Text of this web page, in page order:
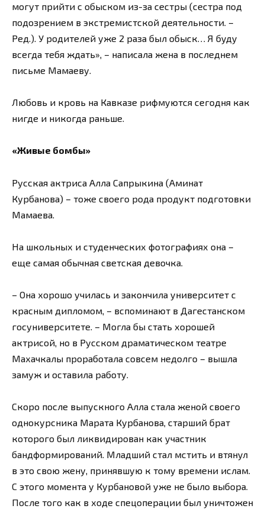
могут прийти с обыском из-за сестры (сестра под
подозрением в экстремистской деятельности. –
Ред.). У родителей уже 2 раза был обыск… Я буду
всегда тебя ждать», – написала жена в последнем
письме Мамаеву.
Любовь и кровь на Кавказе рифмуются сегодня как
нигде и никогда раньше.
«Живые бомбы»
Русская актриса Алла Сапрыкина (Аминат
Курбанова) – тоже своего рода продукт подготовки
Мамаева.
На школьных и студенческих фотографиях она –
еще самая обычная светская девочка.
– Она хорошо училась и закончила университет с
красным дипломом, – вспоминают в Дагестанском
госуниверситете. – Могла бы стать хорошей
актрисой, но в Русском драматическом театре
Махачкалы проработала совсем недолго – вышла
замуж и оставила работу.
Скоро после выпускного Алла стала женой своего
однокурсника Марата Курбанова, старший брат
которого был ликвидирован как участник
бандформирований. Младший стал мстить и втянул
в это свою жену, принявшую к тому времени ислам.
С этого момента у Курбановой уже не было выбора.
После того как в ходе спецоперации был уничтожен